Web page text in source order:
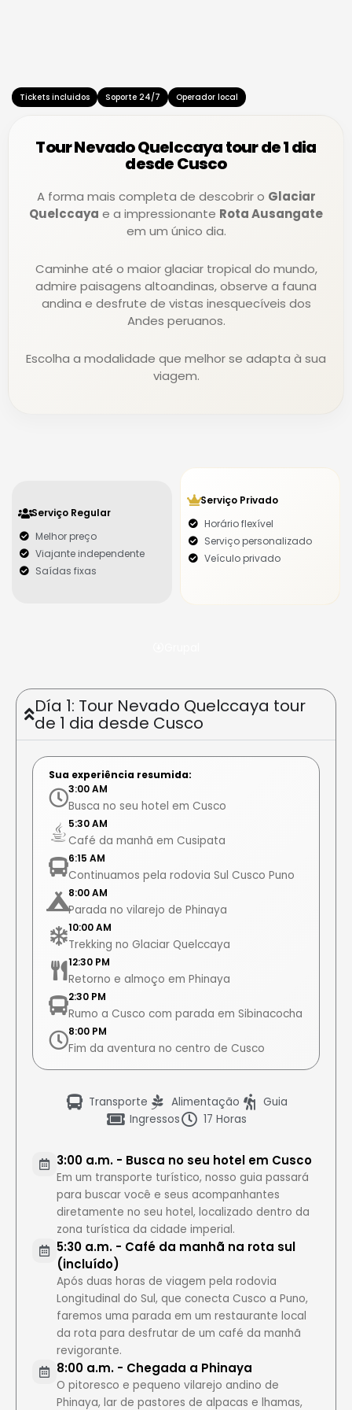
d
Tickets incluidos Soporte 24/7 Operador local
Tour Nevado Quelccaya tour de 1 dia
desde Cusco
A forma mais completa de descobrir o Glaciar
Quelccaya e a impressionante Rota Ausangate
em um único dia.
Caminhe até o maior glaciar tropical do mundo,
admire paisagens altoandinas, observe a fauna
andina e desfrute de vistas inesquecíveis dos
Andes peruanos.
Escolha a modalidade que melhor se adapta à sua
viagem.
Serviço Regular
Melhor preço
Viajante independente
Saídas fixas
Serviço Privado
Horário flexível
Serviço personalizado
Veículo privado
Día 1: Tour Nevado Quelccaya tour
de 1 dia desde Cusco
Sua experiência resumida:
3:00 AM
Busca no seu hotel em Cusco
5:30 AM
Café da manhã em Cusipata
6:15 AM
Continuamos pela rodovia Sul Cusco Puno
8:00 AM
Parada no vilarejo de Phinaya
10:00 AM
Trekking no Glaciar Quelccaya
12:30 PM
Retorno e almoço em Phinaya
2:30 PM
Rumo a Cusco com parada em Sibinacocha
8:00 PM
Fim da aventura no centro de Cusco
Transporte Alimentação
Guia
Ingressos
17 Horas
3:00 a.m. - Busca no seu hotel em Cusco
Em um transporte turístico, nosso guia passará
para buscar você e seus acompanhantes
diretamente no seu hotel, localizado dentro da
zona turística da cidade imperial.
5:30 a.m. - Café da manhã na rota sul
(incluído)
Após duas horas de viagem pela rodovia
Longitudinal do Sul, que conecta Cusco a Puno,
faremos uma parada em um restaurante local
da rota para desfrutar de um café da manhã
revigorante.
8:00 a.m. - Chegada a Phinaya
O pitoresco e pequeno vilarejo andino de
Phinaya, lar de pastores de alpacas e lhamas,